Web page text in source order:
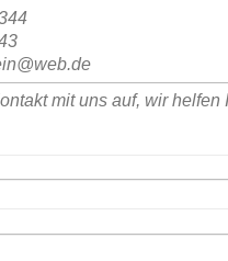
mit uns auf, wir helfen